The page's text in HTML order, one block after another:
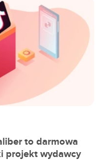
to darmowa
projekt wydawcy